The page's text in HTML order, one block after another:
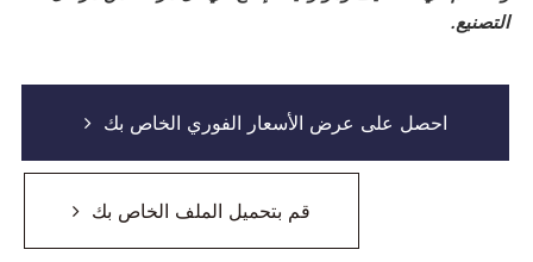
التصنيع.
احصل على عرض الأسعار الفوري الخاص بك
قم بتحميل الملف الخاص بك